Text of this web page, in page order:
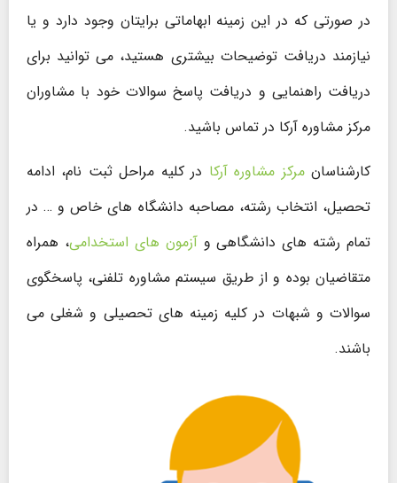
در صورتی که در این زمینه ابهاماتی برایتان وجود دارد و یا
نیازمند دریافت توضیحات بیشتری هستید، می توانید برای
دریافت راهنمایی و دریافت پاسخ سوالات خود با مشاوران
مرکز مشاوره آرکا در تماس باشید.
کارشناسانمرکز مشاوره آرکا در کلیه مراحل ثبت نام، ادامه
تحصیل، انتخاب رشته، مصاحبه دانشگاه های خاص و … در
تمام رشته های دانشگاهی وآزمون های استخدامی، همراه
متقاضیان بوده و از طریق سیستم مشاوره تلفنی، پاسخگوی
سوالات و شبهات در کلیه زمینه های تحصیلی و شغلی می
باشند.